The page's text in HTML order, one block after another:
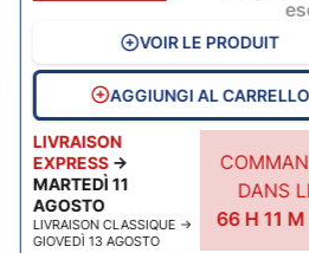
LIVRAISON
EXPRESS →
MARTEDÌ 11
AGOSTO
LIVRAISON CLASSIQUE →
GIOVEDÌ 13 AGOSTO
DANS
66H 11 M
VOIR LE PRODUIT
AGGIUNGI AL CARRELLO